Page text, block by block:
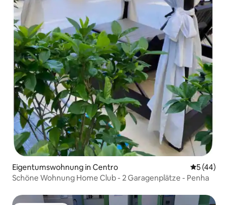
Eigentumswohnung in Centro
5 (44)
Schöne Wohnung Home Club - 2 Garagenplätze - Penha